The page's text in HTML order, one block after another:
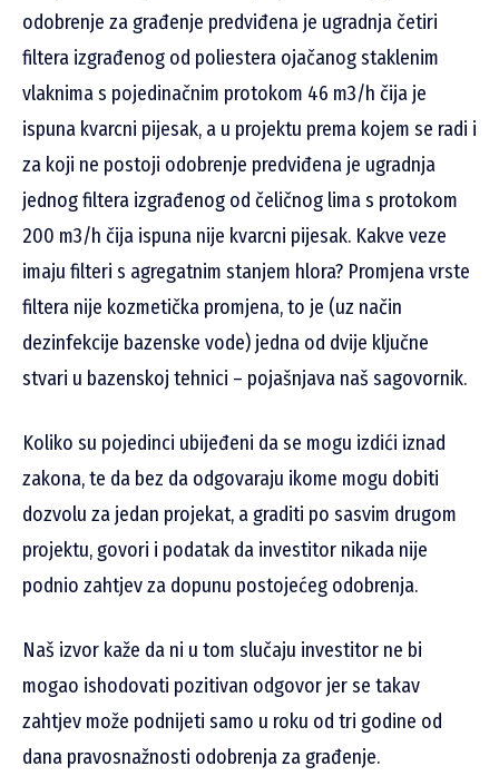
odobrenje za građenje predviđena je ugradnja četiri
filtera izgrađenog od poliestera ojačanog staklenim
vlaknima s pojedinačnim protokom 46 m3/h čija je
ispuna kvarcni pijesak, a u projektu prema kojem se radi i
za koji ne postoji odobrenje predviđena je ugradnja
jednog filtera izgrađenog od čeličnog lima s protokom
200 m3/h čija ispuna nije kvarcni pijesak. Kakve veze
imaju filteri s agregatnim stanjem hlora? Promjena vrste
filtera nije kozmetička promjena, to je (uz način
dezinfekcije bazenske vode) jedna od dvije ključne
stvari u bazenskoj tehnici – pojašnjava naš sagovornik.
Koliko su pojedinci ubijeđeni da se mogu izdići iznad
zakona, te da bez da odgovaraju ikome mogu dobiti
dozvolu za jedan projekat, a graditi po sasvim drugom
projektu, govori i podatak da investitor nikada nije
podnio zahtjev za dopunu postojećeg odobrenja.
Naš izvor kaže da ni u tom slučaju investitor ne bi
mogao ishodovati pozitivan odgovor jer se takav
zahtjev može podnijeti samo u roku od tri godine od
dana pravosnažnosti odobrenja za građenje.